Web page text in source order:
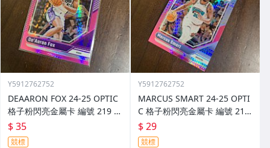
Y5912762752
DEAARON FOX 24-25 OPTIC
格子粉閃亮金屬卡 編號 219 前
後圖
$ 35
競標
Y5912762752
MARCUS SMART 24-25 OPTI
C 格子粉閃亮金屬卡 編號 213
前後圖
$ 29
競標